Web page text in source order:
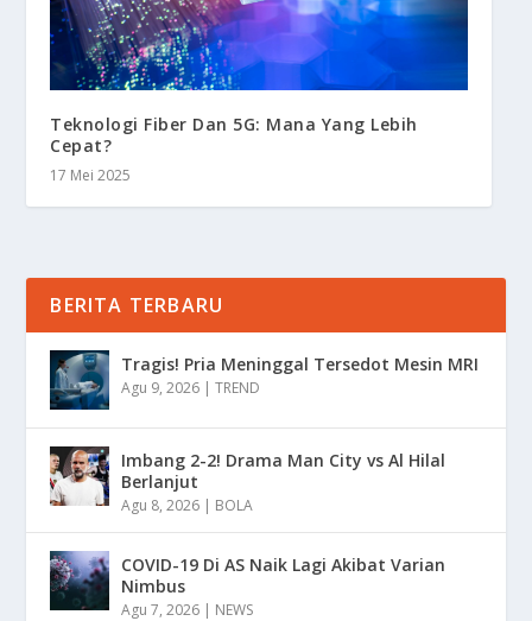
Teknologi Fiber Dan 5G: Mana Yang Lebih
Cepat?
17 Mei 2025
BERITA TERBARU
Tragis! Pria Meninggal Tersedot Mesin MRI
Agu 9, 2026 |TREND
Imbang 2-2! Drama Man City vs Al Hilal
Berlanjut
Agu 8, 2026 | BOLA
COVID-19 Di AS Naik Lagi Akibat Varian
Nimbus
Agu 7, 2026 | NEWS